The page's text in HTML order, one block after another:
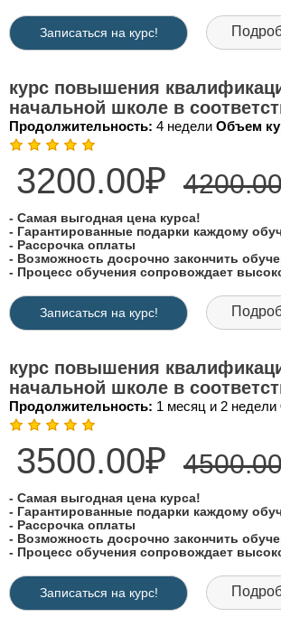
Записаться на курс!
курс повышения
начальной школе в
Продолжительность: 4 недели Объем
3200.00₽
- Самая выгодная цена курса!
- Гарантированные подарки каждому
- Рассрочка оплаты
- Возможность досрочно закончить
- Процесс обучения сопровождает
Записаться на курс!
курс повышения
начальной школе в
Продолжительность: 1 месяц и 2 недели
3500.00₽
- Самая выгодная цена курса!
- Гарантированные подарки каждому
- Рассрочка оплаты
- Возможность досрочно закончить
- Процесс обучения сопровождает
Записаться на курс!